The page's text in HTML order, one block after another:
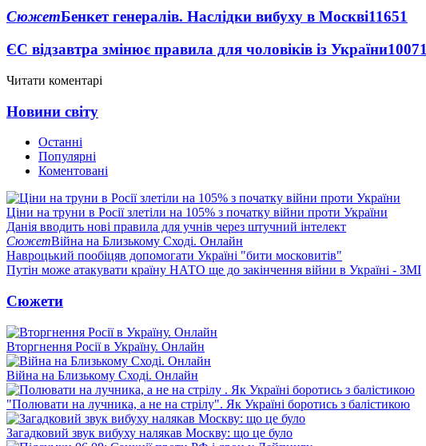
СюжетБенкет генералів. Наслідки вибуху в Москві11651
ЄС відзавтра змінює правила для чоловіків із України10071
Читати коментарі
Новини світу
Останні
Популярні
Коментовані
Ціни на труни в Росії злетіли на 105% з початку війни проти України
Данія вводить нові правила для учнів через штучний інтелект
СюжетВійна на Близькому Сході. Онлайн
Навроцький пообіцяв допомогати Україні "бити московитів"
Путін може атакувати країну НАТО ще до закінчення війни в Україні - ЗМІ
Сюжети
Вторгнення Росії в Україну. Онлайн
Війна на Близькому Сході. Онлайн
"Полювати на лучника, а не на стрілу". Як Україні боротись з балістикою
Загадковий звук вибуху налякав Москву: що це було